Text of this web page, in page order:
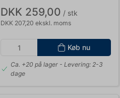
DKK 259,00 / stk
DKK 207,20 ekskl. moms
Køb nu
Ca. +20 på lager - Levering: 2-3
dage